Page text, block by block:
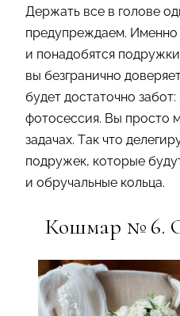
Держать все в голове
предупреждаем. Именно
и понадобятся
вы безгранично
будет достаточно
фотосессия. Вы просто
задачах. Так что
подружек, которые
и обручальные кольца.
Кошмар № 6.